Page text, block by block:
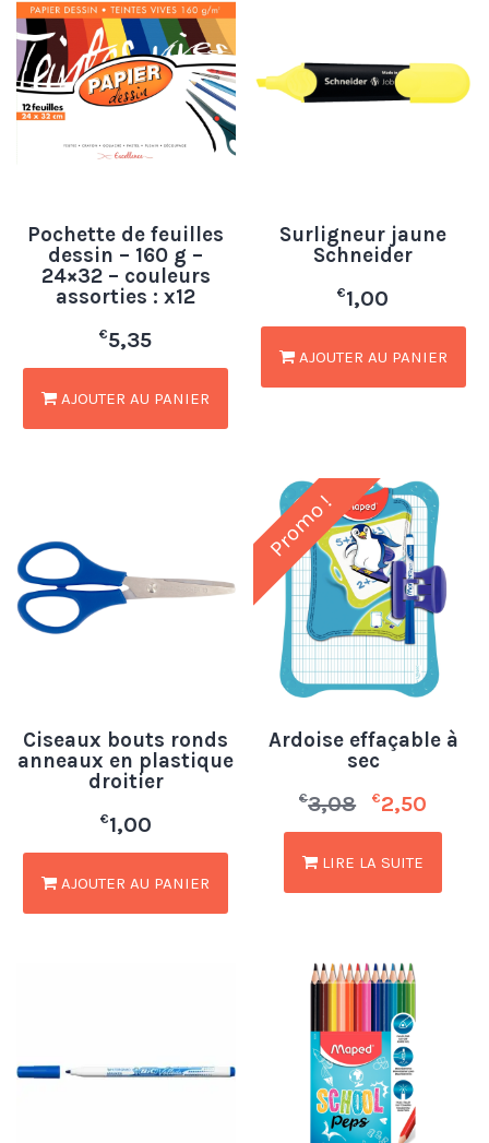
Pochette de feuilles
dessin – 160 g –
24×32 – couleurs
assorties : x12
€5,35
AJOUTER AU PANIER
Surligneur jaune
Schneider
€1,00
AJOUTER AU PANIER
Ciseaux bouts ronds
anneaux en plastique
droitier
€1,00
AJOUTER AU PANIER
Promo !
Ardoise effaçable à
sec
€3,08 €2,50
LIRE LA SUITE